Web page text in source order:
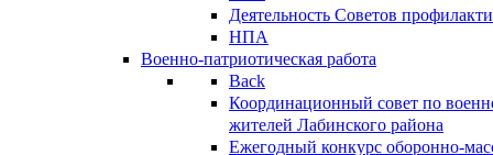
Деятельность Советов
НПА
Военно-патриотическая работа
Back
Координационный совет по
жителей Лабинского района
Ежегодный конкурс оборонно-